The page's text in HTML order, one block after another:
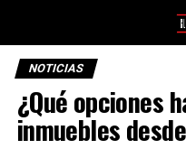
NOTICIAS
¿Qué opciones
inmuebles